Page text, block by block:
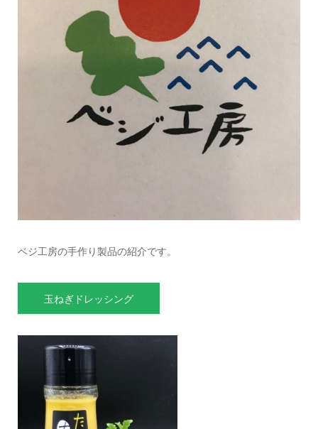
ベジ工房の手作り製品の紹介です。
玉ねぎドレッシング